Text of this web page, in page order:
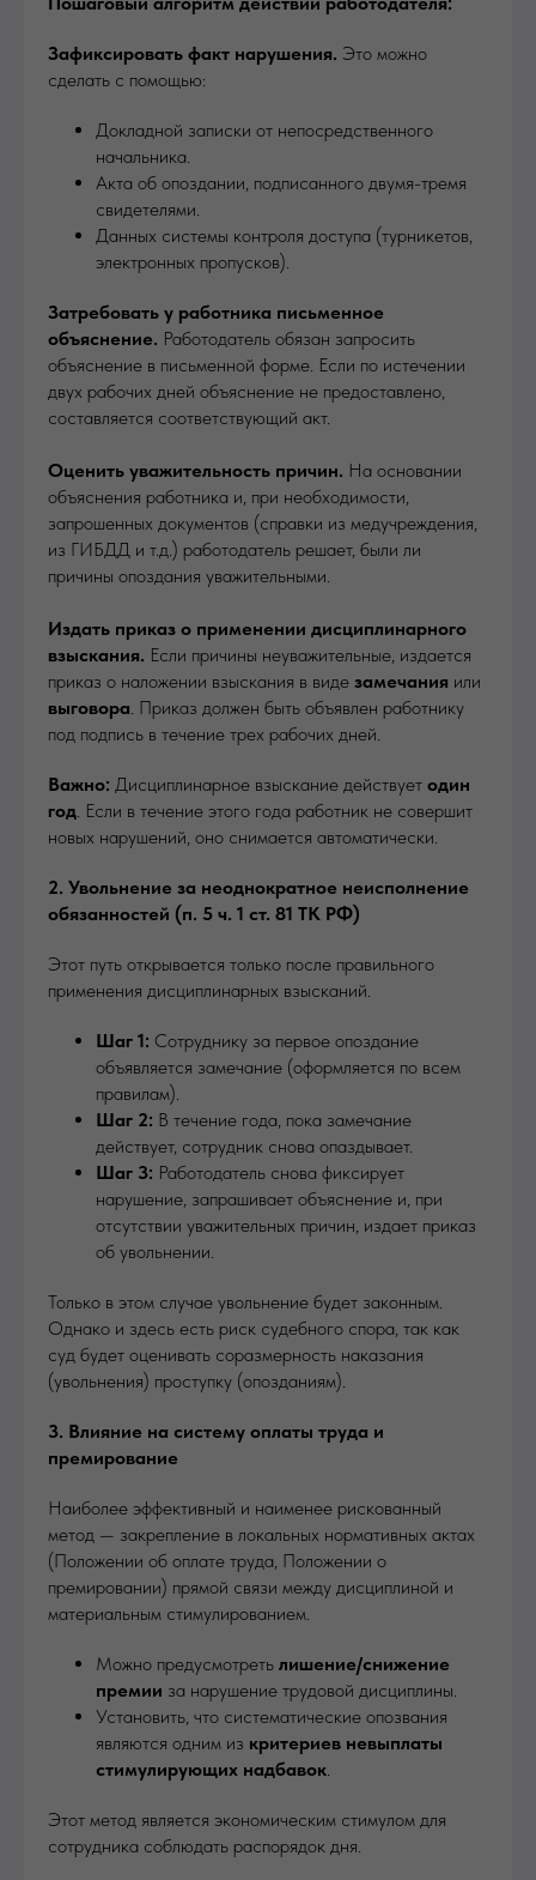
Зафиксировать факт нарушения. Это можно
сделать с помощью:
Докладной записки от непосредственного
начальника.
Акта об опоздании, подписанного двумя-тремя
свидетелями.
Данных системы контроля доступа (турникетов,
электронных пропусков).
Затребовать у работника письменное
объяснение. Работодатель обязан запросить
объяснение в письменной форме. Если по истечении
двух рабочих дней объяснение не предоставлено,
составляется соответствующий акт.
Оценить уважительность причин. На основании
объяснения работника и, при необходимости,
запрошенных документов (справки из медучреждения,
из ГИБДД и т.д.) работодатель решает, были ли
причины опоздания уважительными.
Издать приказ о применении дисциплинарного
взыскания. Если причины неуважительные, издается
приказ о наложении взыскания в виде замечания или
выговора. Приказ должен быть объявлен работнику
под подпись в течение трех рабочих дней.
Важно: Дисциплинарное взыскание действует один
год. Если в течение этого года работник не совершит
новых нарушений, оно снимается автоматически.
2. Увольнение за неоднократное неисполнение
обязанностей (п. 5 ч. 1 ст. 81 ТК РФ)
Этот путь открывается только после правильного
применения дисциплинарных взысканий.
Шаг 1: Сотруднику за первое опоздание
объявляется замечание (оформляется по всем
правилам).
Шаг 2: В течение года, пока замечание
действует, сотрудник снова опаздывает.
Шаг 3: Работодатель снова фиксирует
нарушение, запрашивает объяснение и, при
отсутствии уважительных причин, издает приказ
об увольнении.
Только в этом случае увольнение будет законным.
Однако и здесь есть риск судебного спора, так как
суд будет оценивать соразмерность наказания
(увольнения) проступку (опозданиям).
3. Влияние на систему оплаты труда и
премирование
Наиболее эффективный и наименее рискованный
метод — закрепление в локальных нормативных актах
(Положении об оплате труда, Положении о
премировании) прямой связи между дисциплиной и
материальным стимулированием.
Можно предусмотреть лишение/снижение
премии за нарушение трудовой дисциплины.
Установить, что систематические опозвания
являются одним из критериев невыплаты
стимулирующих надбавок.
Этот метод является экономическим стимулом для
сотрудника соблюдать распорядок дня.